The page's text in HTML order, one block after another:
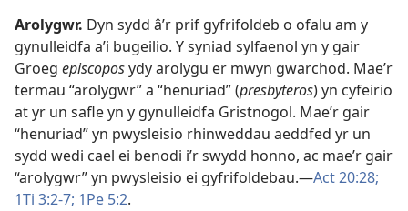
Arolygwr. Dyn sydd â’r prif gyfrifoldeb o ofalu am y
gynulleidfa a’i bugeilio. Y syniad sylfaenol yn y gair
Groeg episcoposydy arolygu er mwyn gwarchod. Mae’r
termau “arolygwr” a “henuriad” (presbyteros) yn cyfeirio
at yr un safle yn y gynulleidfa Gristnogol. Mae’r gair
“henuriad” yn pwysleisio rhinweddau aeddfed yr un
sydd wedi cael ei benodi i’r swydd honno, ac mae’r gair
“arolygwr” yn pwysleisio ei gyfrifoldebau.—Act 20:28;
1Ti 3:2-7; 1Pe 5:2.